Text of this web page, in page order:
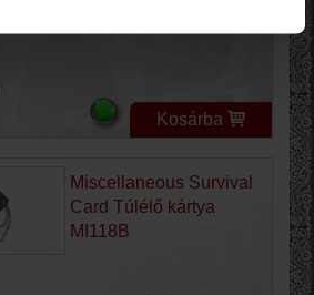
Kosárba
Miscellaneous Survival
Card Túlélő kártya
MI118B